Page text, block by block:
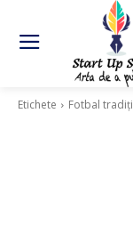
Etichete Fotbal